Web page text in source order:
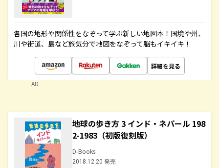
各国の地形や関係性をなぞって学ぶ新しい地図本！国境や州、
川や街道、島など旅気分で地図をなぞって脳もイキイキ！
詳細を見る
AD
地球の歩き方 3 インド・ネパール 198
2-1983（初版復刻版）
D-Books
2018.12.20 発売